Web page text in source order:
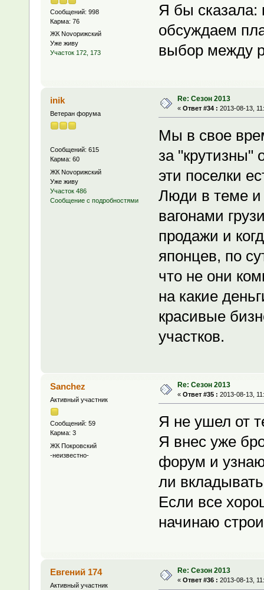
Сообщений: 998
Карма: 76
ЖК Novoрижский
Уже живу
Участок 172, 173
Я бы
обсуждаем
выбор между
inik
Ветеран форума
Сообщений: 615
Карма: 60
ЖК Novoрижский
Уже живу
Участок 486
Сообщение с подробностями
Re: Сезон 2013
« Ответ #34 : 2013-08-13,
Мы в свое
за "крутизны"
эти поселки
Люди в теме и
вагонами
продажи и
японцев, по
что не они
на какие
красивые
участков.
Sanchez
Активный участник
Сообщений: 59
Карма: 3
ЖК Покровский
-неизвестно-
Re: Сезон 2013
« Ответ #35 : 2013-08-13,
Я не ушел от
Я внес уже
форум и узнаю
ли
Если все
начинаю
Евгений 174
Активный участник
Re: Сезон 2013
« Ответ #36 : 2013-08-13,